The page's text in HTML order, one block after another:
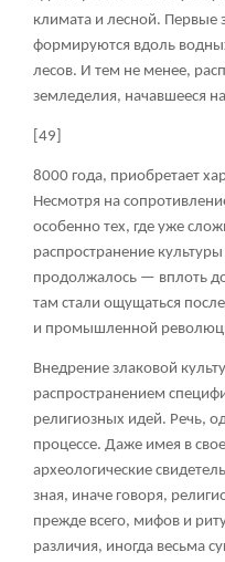
климата и лесной.
формируются вдоль
лесов. И тем не менее,
земледелия, начавшееся
[49]
8000 года, приобретает
Несмотря на
особенно тех, где уже
распространение
продолжалось — вплоть
там стали ощущаться
и промышленной
Внедрение злаковой
распространением
религиозных идей. Речь,
процессе. Даже имея в
археологические
зная, иначе говоря,
прежде всего, мифов и
различия, иногда весьма